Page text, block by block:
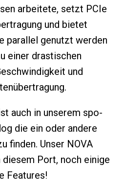
arbeitete, setzt PCIe
und bietet
parallel genutzt werden
einer drastischen
und
auch in unserem spo-
die ein oder andere
finden. Unser NOVA
diesem Port, noch einige
Features!